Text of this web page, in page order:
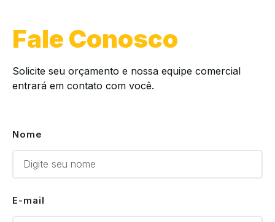
Fale Conosco
Solicite seu orçamento e nossa equipe comercial
entrará em contato com você.
Nome
E-mail